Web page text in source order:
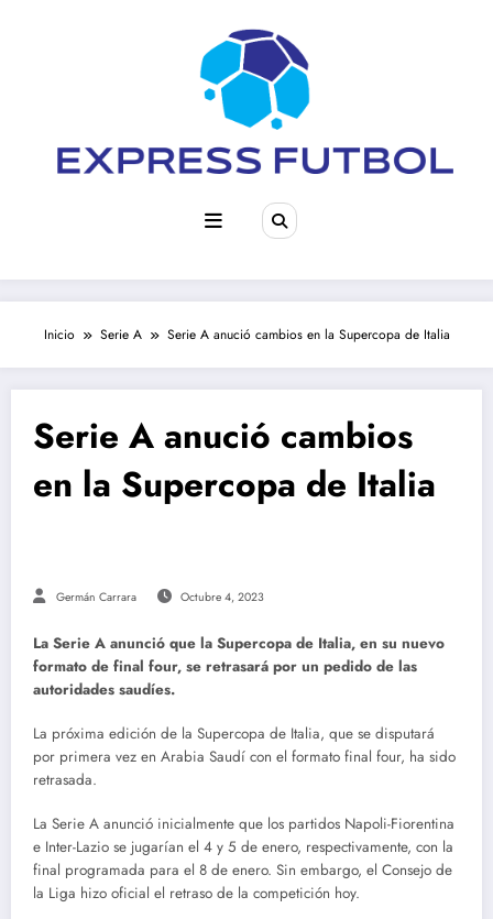
Inicio Serie A Serie A anució cambios en la Supercopa de Italia
Serie A anució cambios
en la Supercopa de Italia
Germán Carrara Octubre 4, 2023
La Serie A anunció que la Supercopa de Italia, en su nuevo
formato de final four, se retrasará por un pedido de las
autoridades saudíes.
La próxima edición de la Supercopa de Italia, que se disputará
por primera vez en Arabia Saudí con el formato final four, ha sido
retrasada.
La Serie A anunció inicialmente que los partidos Napoli-Fiorentina
e Inter-Lazio se jugarían el 4 y 5 de enero, respectivamente, con la
final programada para el 8 de enero. Sin embargo, el Consejo de
la Liga hizo oficial el retraso de la competición hoy.